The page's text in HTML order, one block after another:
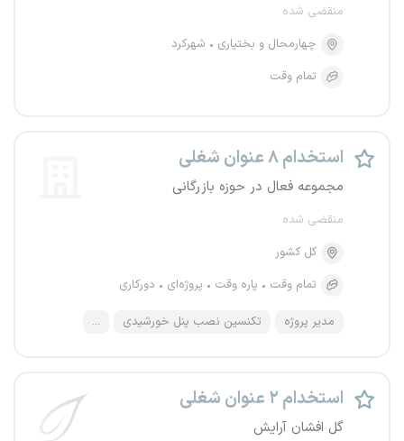
منقضی شده
چهارمحال و بختیاری
شهرکرد
تمام وقت
استخدام ۸ عنوان شغلی
مجموعه فعال در حوزه بازرگانی
منقضی شده
کل کشور
تمام وقت
پاره وقت پروژه‌ای دورکاری
مدیر پروژه تکنسین نصب پنل خورشیدی ...
استخدام ۲ عنوان شغلی
گل افشان آرایش